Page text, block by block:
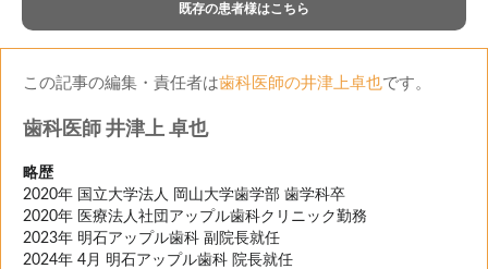
既存の患者様はこちら
この記事の編集・責任者は歯科医師の井津上卓也です。
歯科医師 井津上 卓也
略歴
2020年 国立大学法人 岡山大学歯学部 歯学科卒
2020年 医療法人社団アップル歯科クリニック勤務
2023年 明石アップル歯科 副院長就任
2024年 4月 明石アップル歯科 院長就任